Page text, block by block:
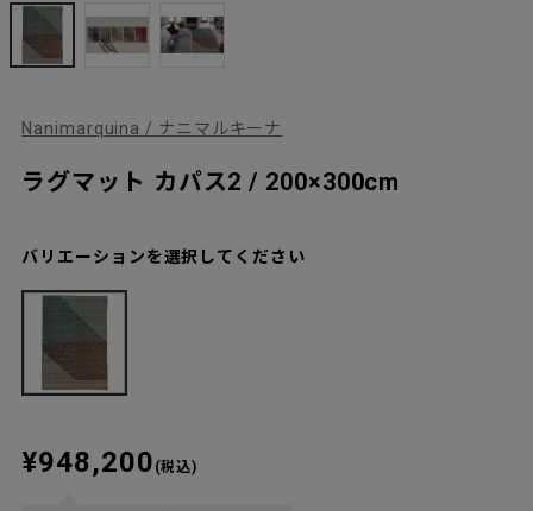
Nanimarquina / ナニマルキーナ
ラグマット カパス2 / 200×300cm
バリエーションを選択してください
¥948,200 (税込)